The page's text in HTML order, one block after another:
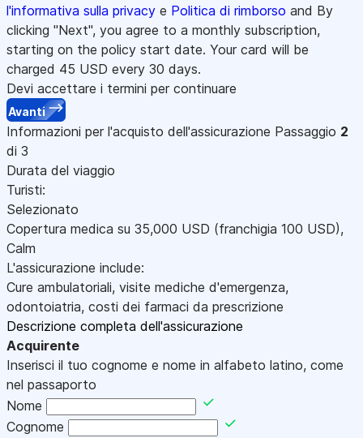
l'informativa sulla privacy e Politica di rimborso and By
clicking "Next", you agree to a monthly subscription,
starting on the policy start date. Your card will be
charged 45 USD every 30 days.
Devi accettare i termini per continuare
Avanti
Informazioni per l'acquisto dell'assicurazione Passaggio 2
di 3
Durata del viaggio
Turisti:
Selezionato
Copertura medica su 35,000 USD (franchigia 100 USD),
Calm
L'assicurazione include:
Cure ambulatoriali, visite mediche d'emergenza,
odontoiatria, costi dei farmaci da prescrizione
Descrizione completa dell'assicurazione
Acquirente
Inserisci il tuo cognome e nome in alfabeto latino, come
nel passaporto
Nome
Cognome